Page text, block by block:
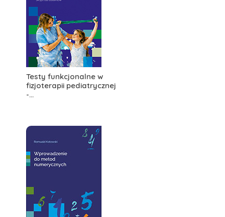
Testy funkcjonalne w
fizjoterapii pediatrycznej
-...